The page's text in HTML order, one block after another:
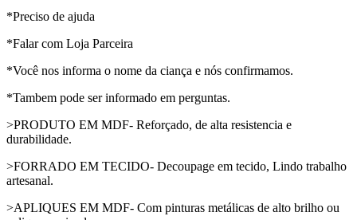
*Preciso de ajuda
*Falar com Loja Parceira
*Você nos informa o nome da ciança e nós confirmamos.
*Tambem pode ser informado em perguntas.
>PRODUTO EM MDF- Reforçado, de alta resistencia e
durabilidade.
>FORRADO EM TECIDO- Decoupage em tecido, Lindo trabalho
artesanal.
>APLIQUES EM MDF- Com pinturas metálicas de alto brilho ou